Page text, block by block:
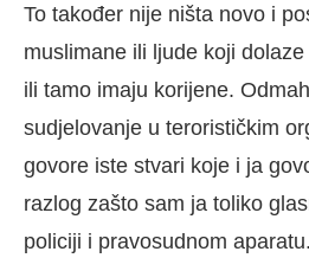
To također nije ništa novo i
muslimane ili ljude koji
ili tamo imaju korijene.
sudjelovanje u terorističkim
govore iste stvari koje i ja
razlog zašto sam ja toliko
policiji i pravosudnom